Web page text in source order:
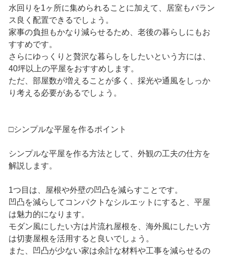
水回りを1ヶ所に集められることに加えて、居室もバラン
ス良く配置できるでしょう。
家事の負担もかなり減らせるため、老後の暮らしにもお
すすめです。
さらにゆっくりと贅沢な暮らしをしたいという方には、
40坪以上の平屋をおすすめします。
ただ、部屋数が増えることが多く、採光や通風をしっか
り考える必要があるでしょう。
□シンプルな平屋を作るポイント
シンプルな平屋を作る方法として、外観の工夫の仕方を
解説します。
1つ目は、屋根や外壁の凹凸を減らすことです。
凹凸を減らしてコンパクトなシルエットにすると、平屋
は魅力的になります。
モダン風にしたい方は片流れ屋根を、海外風にしたい方
は切妻屋根を活用すると良いでしょう。
また、凹凸が少ない家は余計な材料や工事を減らせるの